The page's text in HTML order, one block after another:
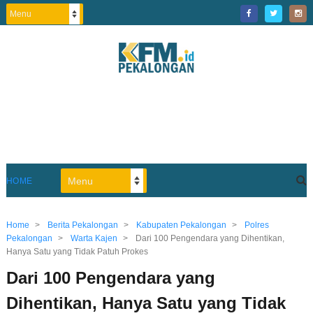
HOME
Home > Berita Pekalongan > Kabupaten Pekalongan >
Polres
Pekalongan
> Warta Kajen >
Dari 100 Pengendara yang Dihentikan,
Hanya Satu yang Tidak Patuh Prokes
Dari 100 Pengendara yang
Dihentikan, Hanya Satu yang Tidak